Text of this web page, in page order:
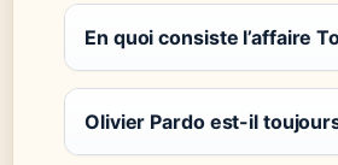
En quoi consiste l’affaire
Olivier Pardo est-il